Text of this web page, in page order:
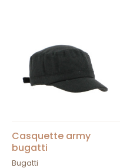
Casquette army
bugatti
Bugatti